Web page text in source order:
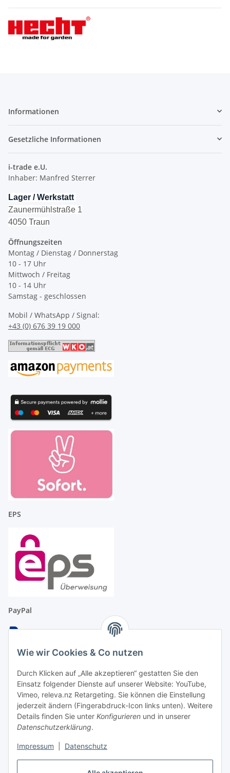
Wie wir Cookies & Co nutzen
Durch Klicken auf „Alle akzeptieren“ gestatten Sie den
Einsatz folgender Dienste auf unserer Website: YouTube,
Vimeo, releva.nz Retargeting. Sie können die Einstellung
jederzeit ändern (Fingerabdruck-Icon links unten). Weitere
Details finden Sie unter Konfigurieren und in unserer
Datenschutzerklärung.
Impressum Datenschutz
Informationen
Gesetzliche Informationen
i-trade e.U.
Inhaber: Manfred Sterrer
Lager / Werkstatt
Zaunermühlstraße 1
4050 Traun
Öffnungszeiten
Montag / Dienstag / Donnerstag
10 - 17 Uhr
Mittwoch / Freitag
10 - 14 Uhr
Samstag - geschlossen
Mobil / WhatsApp / Signal:
+43 (0) 676 39 19 000
EPS
PayPal
EC & Kreditkartenzahlung bei Abholung